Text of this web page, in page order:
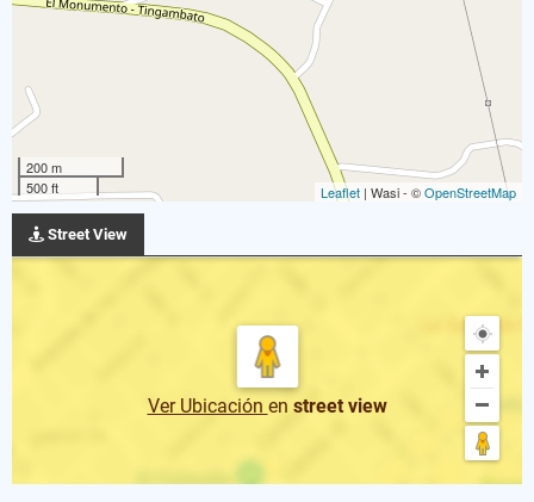
200 m
500 ft
Leaflet | Wasi - ©OpenStreetMap
Street View
Ver Ubicación en street view